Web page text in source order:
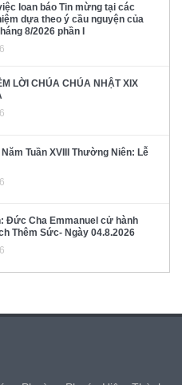
loan báo Tin mừng tại các
dựa theo ý cầu nguyện của
8/2026 phần I
LỜI CHÚA CHÚA NHẬT XIX
Tuần XVIII Thường Niên: Lễ
Đức Cha Emmanuel cử hành
Thêm Sức- Ngày 04.8.2026